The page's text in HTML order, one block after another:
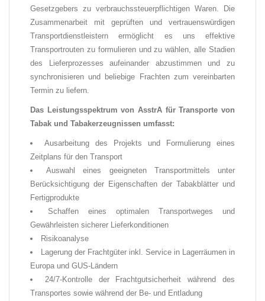
Gesetzgebers zu verbrauchssteuerpflichtigen Waren. Die
Zusammenarbeit mit geprüften und vertrauenswürdigen
Transportdienstleistern ermöglicht es uns effektive
Transportrouten zu formulieren und zu wählen, alle Stadien
des Lieferprozesses aufeinander abzustimmen und zu
synchronisieren und beliebige Frachten zum vereinbarten
Termin zu liefern
Das Leistungsspektrum von AsstrA für Transporte von
Tabak und Tabakerzeugnissen umfasst:
Ausarbeitung des Projekts und Formulierung eines
Zeitplans für den Transport
Auswahl eines geeigneten Transportmittels unter
Berücksichtigung der Eigenschaften der Tabakblätter und
Fertigprodukte
Schaffen eines optimalen Transportweges und
Gewährleisten sicherer Lieferkonditionen
Risikoanalyse
Lagerung der Frachtgüter inkl. Service in Lagerräumen in
Europa und GUS-Ländern
24/7-Kontrolle der Frachtgutsicherheit während des
Transportes sowie während der Be- und Entladung